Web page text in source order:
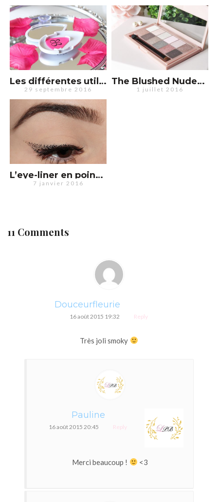
Les différentes utilisations du Liner Designer by Beauty Blender !
29 septembre 2016
The Blushed Nudes de Maybelline : une bonne palette pour débutants
1 juillet 2016
L’eye-liner en pointillé pour un look sobre mais original
7 janvier 2016
11 Comments
Douceurfleurie
16 août 2015 19:32 Reply
Très joli smoky
Pauline
16 août 2015 20:45 Reply
Merci beaucoup ! <3